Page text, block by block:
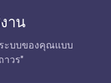
าน
ะบบของคุณแบบ
าวร"